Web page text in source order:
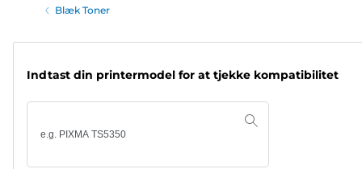
Blæk Toner
Indtast din printermodel for at tjekke kompatibilitet